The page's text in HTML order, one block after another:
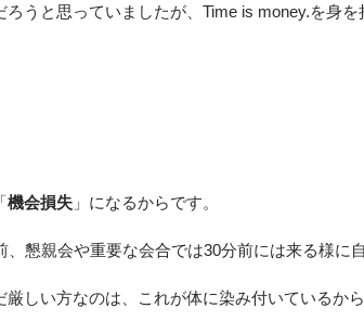
うと思っていましたが、Time is money.を身を
機会損失 」になるからです。
懇親会や重要な会合では30分前には来る様に
しい方なのは、これが体に染み付いているから